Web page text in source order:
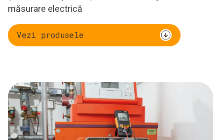
măsurare electrică
Vezi produsele